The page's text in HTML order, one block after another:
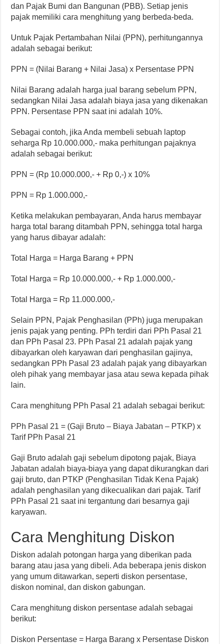
dan Pajak Bumi dan Bangunan (PBB). Setiap jenis
pajak memiliki cara menghitung yang berbeda-beda.
Untuk Pajak Pertambahan Nilai (PPN), perhitungannya
adalah sebagai berikut:
PPN = (Nilai Barang + Nilai Jasa) x Persentase PPN
Nilai Barang adalah harga jual barang sebelum PPN,
sedangkan Nilai Jasa adalah biaya jasa yang dikenakan
PPN. Persentase PPN saat ini adalah 10%.
Sebagai contoh, jika Anda membeli sebuah laptop
seharga Rp 10.000.000,- maka perhitungan pajaknya
adalah sebagai berikut:
PPN = (Rp 10.000.000,- + Rp 0,-) x 10%
PPN = Rp 1.000.000,-
Ketika melakukan pembayaran, Anda harus membayar
harga total barang ditambah PPN, sehingga total harga
yang harus dibayar adalah:
Total Harga = Harga Barang + PPN
Total Harga = Rp 10.000.000,- + Rp 1.000.000,-
Total Harga = Rp 11.000.000,-
Selain PPN, Pajak Penghasilan (PPh) juga merupakan
jenis pajak yang penting. PPh terdiri dari PPh Pasal 21
dan PPh Pasal 23. PPh Pasal 21 adalah pajak yang
dibayarkan oleh karyawan dari penghasilan gajinya,
sedangkan PPh Pasal 23 adalah pajak yang dibayarkan
oleh pihak yang membayar jasa atau sewa kepada pihak
lain.
Cara menghitung PPh Pasal 21 adalah sebagai berikut:
PPh Pasal 21 = (Gaji Bruto – Biaya Jabatan – PTKP) x
Tarif PPh Pasal 21
Gaji Bruto adalah gaji sebelum dipotong pajak, Biaya
Jabatan adalah biaya-biaya yang dapat dikurangkan dari
gaji bruto, dan PTKP (Penghasilan Tidak Kena Pajak)
adalah penghasilan yang dikecualikan dari pajak. Tarif
PPh Pasal 21 saat ini tergantung dari besarnya gaji
karyawan.
Cara Menghitung Diskon
Diskon adalah potongan harga yang diberikan pada
barang atau jasa yang dibeli. Ada beberapa jenis diskon
yang umum ditawarkan, seperti diskon persentase,
diskon nominal, dan diskon gabungan.
Cara menghitung diskon persentase adalah sebagai
berikut:
Diskon Persentase = Harga Barang x Persentase Diskon